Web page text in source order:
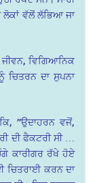
ਲੋਕਾਂ ਵੱਲੋਂ ਲੱਭਿਆ ਜਾ
ਵਿਗਿਆਨਿਕ
ਚਿਤਰਨ ਦਾ ਸੁਪਨਾ
”ਉਦਾਹਰਨ ਵਜੋਂ,
ਦੀ ਫੈਕਟਰੀ ਸੀ …
ਕਾਰੀਗਰ ਰੱਖੇ ਹੋਏ
ਚਿਤਰਾਈ ਕਰਨ ਦਾ